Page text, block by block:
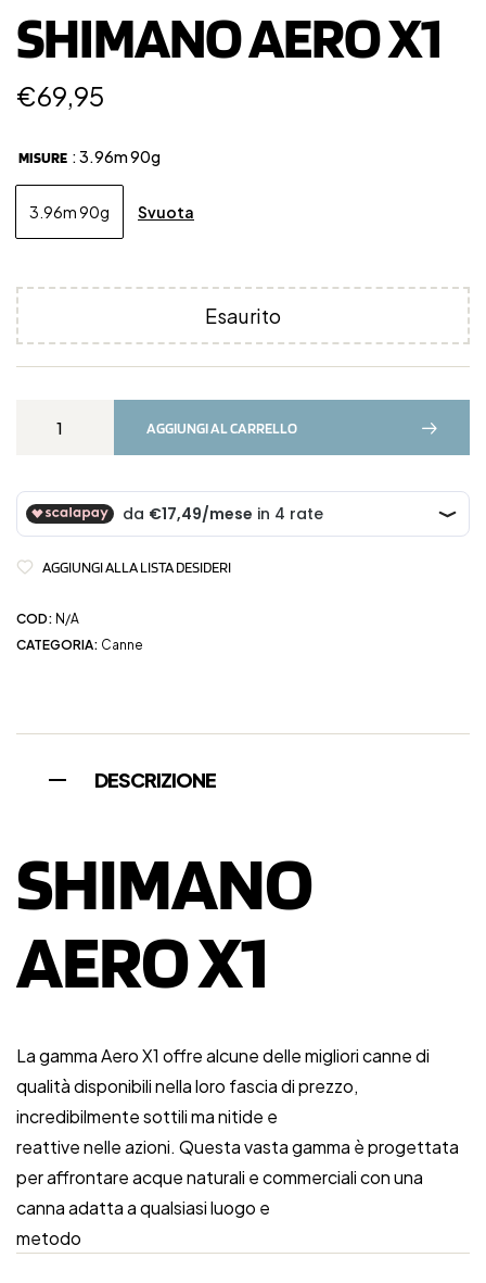
SHIMANO AERO X1
€69,95
MISURE : 3.96m 90g
3.96m 90g Svuota
Esaurito
AGGIUNGI AL CARRELLO
AGGIUNGI ALLA LISTA DESIDERI
COD: N/A
CATEGORIA: Canne
DESCRIZIONE
SHIMANO
AERO X1
La gamma Aero X1 offre alcune delle migliori canne di
qualità disponibili nella loro fascia di prezzo,
incredibilmente sottili ma nitide e
reattive nelle azioni. Questa vasta gamma è progettata
per affrontare acque naturali e commerciali con una
canna adatta a qualsiasi luogo e
metodo